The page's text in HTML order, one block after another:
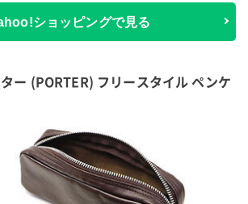
ショッピングで見る
ー (PORTER) フリースタイル ペンケ